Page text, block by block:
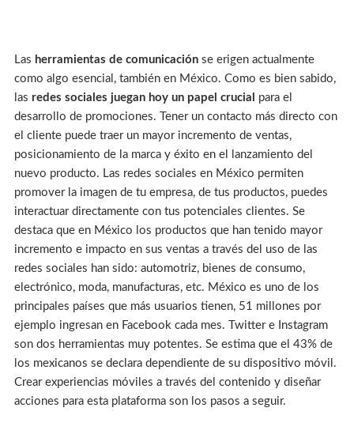
Las herramientas de comunicaciónse erigen actualmente
como algo esencial, también en México. Como es bien sabido,
las redes sociales juegan hoy un papel crucial
para el
desarrollo de promociones. Tener un contacto más directo con
el cliente puede traer un mayor incremento de ventas,
posicionamiento de la marca y éxito en el lanzamiento del
nuevo producto. Las redes sociales en México permiten
promover la imagen de tu empresa, de tus productos, puedes
interactuar directamente con tus potenciales clientes. Se
destaca que en México los productos que han tenido mayor
incremento e impacto en sus ventas a través del uso de las
redes sociales han sido: automotriz, bienes de consumo,
electrónico, moda, manufacturas, etc. México es uno de los
principales países que más usuarios tienen, 51 millones por
ejemplo ingresan en Facebook cada mes. Twitter e Instagram
son dos herramientas muy potentes. Se estima que el 43% de
los mexicanos se declara dependiente de su dispositivo móvil.
Crear experiencias móviles a través del contenido y diseñar
acciones para esta plataforma son los pasos a seguir.